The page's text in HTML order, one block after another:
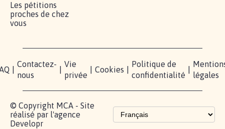
Les pétitions
proches de chez
vous
Contactez-
nous
Vie
privée
Cookies
Politique de
confidentialité
légales
© Copyright MCA - Site
réalisé par l'agence
Developr